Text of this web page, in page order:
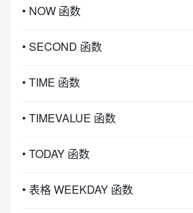
• NOW 函数
• SECOND 函数
• TIME 函数
• TIMEVALUE 函数
• TODAY 函数
• 表格 WEEKDAY 函数